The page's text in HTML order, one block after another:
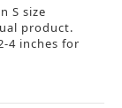
S size
product.
4 inches for